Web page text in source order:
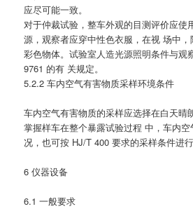
应尽可能一致。
对于仲裁试验，整车外观的目测评价应使
源，观察者应穿中性色衣服，在视 场中
彩色物体。试验室人造光源照明条件与观
9761 的有 关规定。
5.2.2 车内空气有害物质采样环境条件
车内空气有害物质的采样应选择在白天晴
掌握样车在整个暴露试验过程 中，车内
况，也可按 HJ/T 400 要求的采样条件进行
6 仪器设备
6.1 一般要求